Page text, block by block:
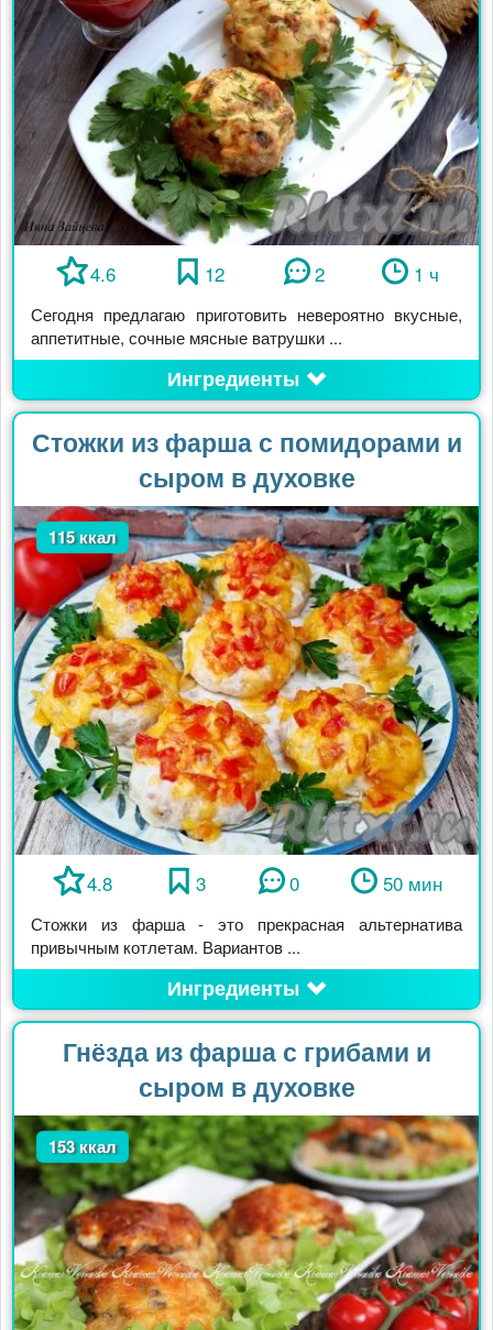
4.6 12 2 1 ч
Сегодня предлагаю приготовить невероятно вкусные,
аппетитные, сочные мясные ватрушки ...
Ингредиенты
Стожки из фарша с помидорами и
сыром в духовке
115 ккал
4.8 3 0 50 мин
Стожки из фарша - это прекрасная альтернатива
привычным котлетам. Вариантов ...
Ингредиенты
Гнёзда из фарша с грибами и
сыром в духовке
153 ккал